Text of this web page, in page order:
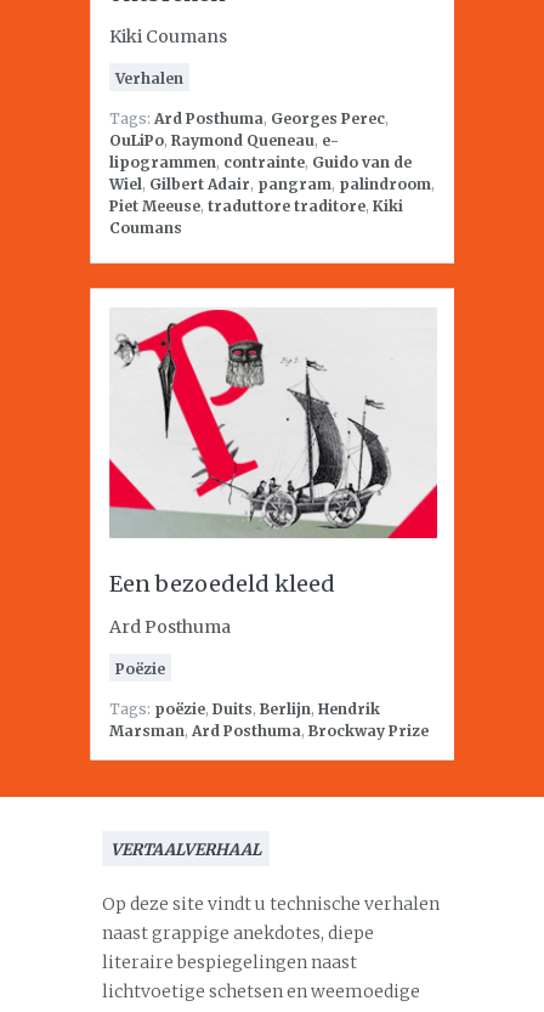
Kiki Coumans
Verhalen
Tags: Ard Posthuma, Georges Perec,
OuLiPo, Raymond Queneau, e-
lipogrammen, contrainte, Guido van de
Wiel, Gilbert Adair, pangram, palindroom,
Piet Meeuse, traduttore traditore, Kiki
Coumans
Een bezoedeld kleed
Ard Posthuma
Poëzie
Tags: poëzie, Duits, Berlijn, Hendrik
Marsman, Ard Posthuma, Brockway Prize
VERTAALVERHAAL
Op deze site vindt u technische verhalen
naast grappige anekdotes, diepe
literaire bespiegelingen naast
lichtvoetige schetsen en weemoedige